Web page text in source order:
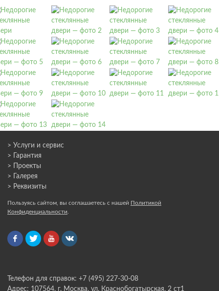
> Услуги и сервис
> Гарантия
> Проекты
> Галерея
> Реквизиты
Пользуясь сайтом, вы соглашаетесь с нашей Политикой
Конфиденциальности
Телефон для справок: +7 (495) 227-30-08
Адрес: 107564, г. Москва, ул. Краснобогатырская, 2 ст1